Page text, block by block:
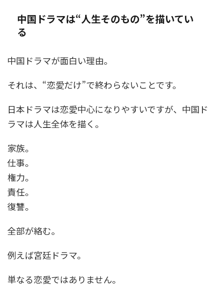
中国ドラマは“人生そのもの”を描いてい
る
中国ドラマが面白い理由。
それは、“恋愛だけ”で終わらないことです。
日本ドラマは恋愛中心になりやすいですが、中国ド
ラマは人生全体を描く。
家族。
仕事。
権力。
責任。
復讐。
全部が絡む。
例えば宮廷ドラマ。
単なる恋愛ではありません。